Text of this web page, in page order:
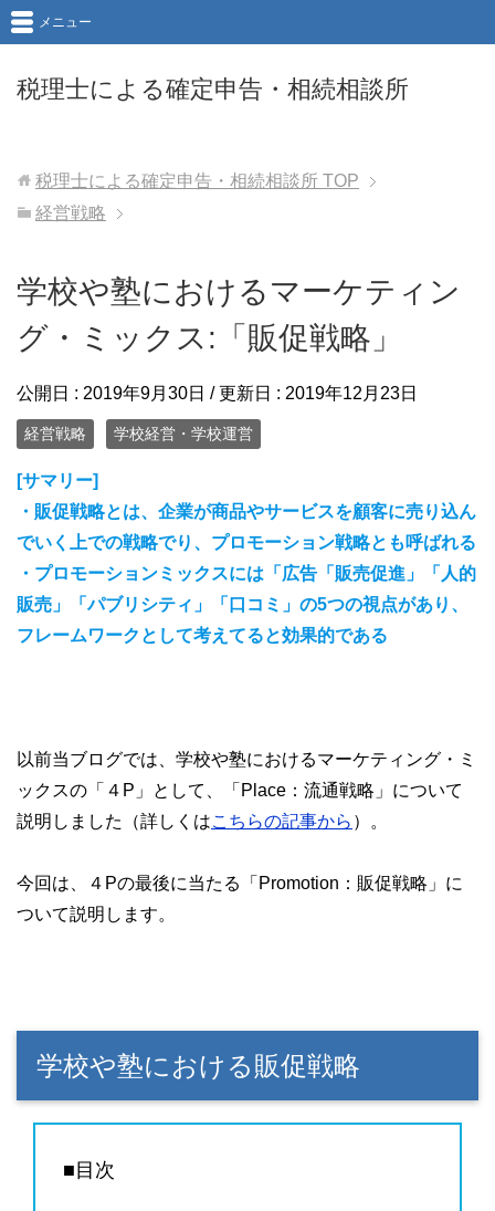
税理士による確定申告・相続相談所
メニュー
税理士による確定申告・相続相談所 TOP
経営戦略
学校や塾におけるマーケティン
グ・ミックス:「販促戦略」
公開日 : 2019年9月30日 / 更新日 : 2019年12月23日
経営戦略 学校経営・学校運営
[サマリー]
・販促戦略とは、企業が商品やサービスを顧客に売り込ん
でいく上での戦略でり、プロモーション戦略とも呼ばれる
・プロモーションミックスには「広告「販売促進」「人的
販売」「パブリシティ」「口コミ」の5つの視点があり、
フレームワークとして考えてると効果的である
以前当ブログでは、学校や塾におけるマーケティング・ミ
ックスの「４P」として、「Place：流通戦略」について
説明しました（詳しくはこちらの記事から ）。
今回は、４Pの最後に当たる「Promotion：販促戦略」に
ついて説明します。
学校や塾における販促戦略
■目次